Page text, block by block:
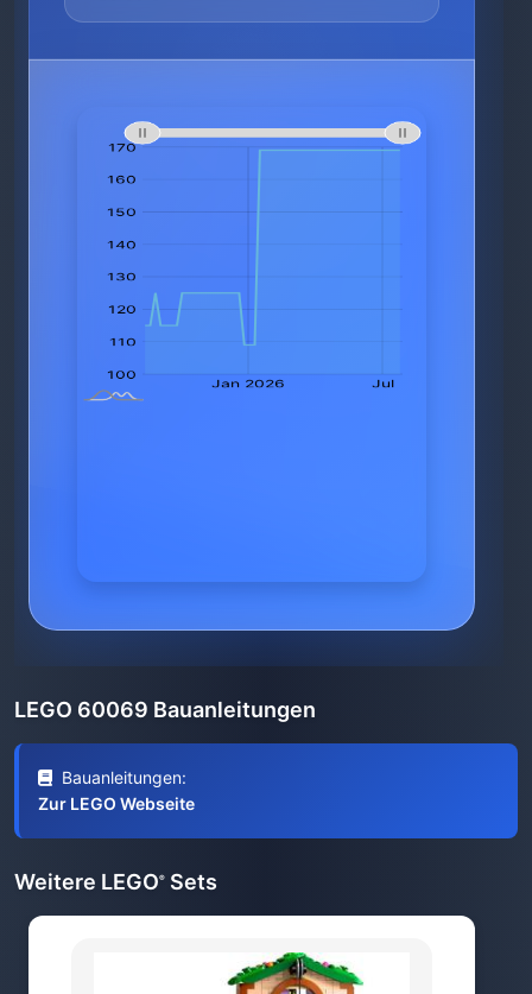
LEGO 60069 Bauanleitungen
Bauanleitungen:
Zur LEGO Webseite
Weitere LEGO® Sets